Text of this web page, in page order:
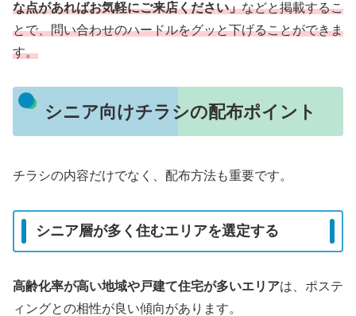
な点があればお気軽にご来店ください」などと掲載するこ
とで、問い合わせのハードルをグッと下げることができま
す。
シニア向けチラシの配布ポイント
チラシの内容だけでなく、配布方法も重要です。
シニア層が多く住むエリアを選定する
高齢化率が高い地域や戸建て住宅が多いエリアは、ポステ
ィングとの相性が良い傾向があります。